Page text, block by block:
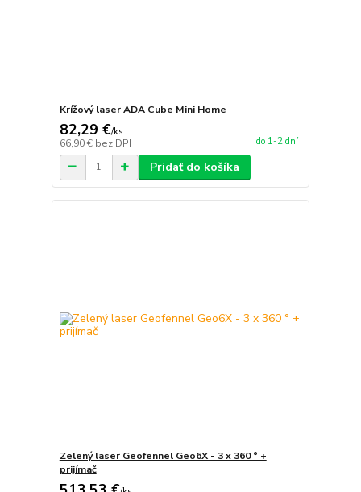
Krížový laser ADA Cube Mini Home
82,29 €/ks
66,90 € bez DPH do 1-2 dní
Pridať do košíka
Zelený laser Geofennel Geo6X - 3 x 360 ° +
prijímač